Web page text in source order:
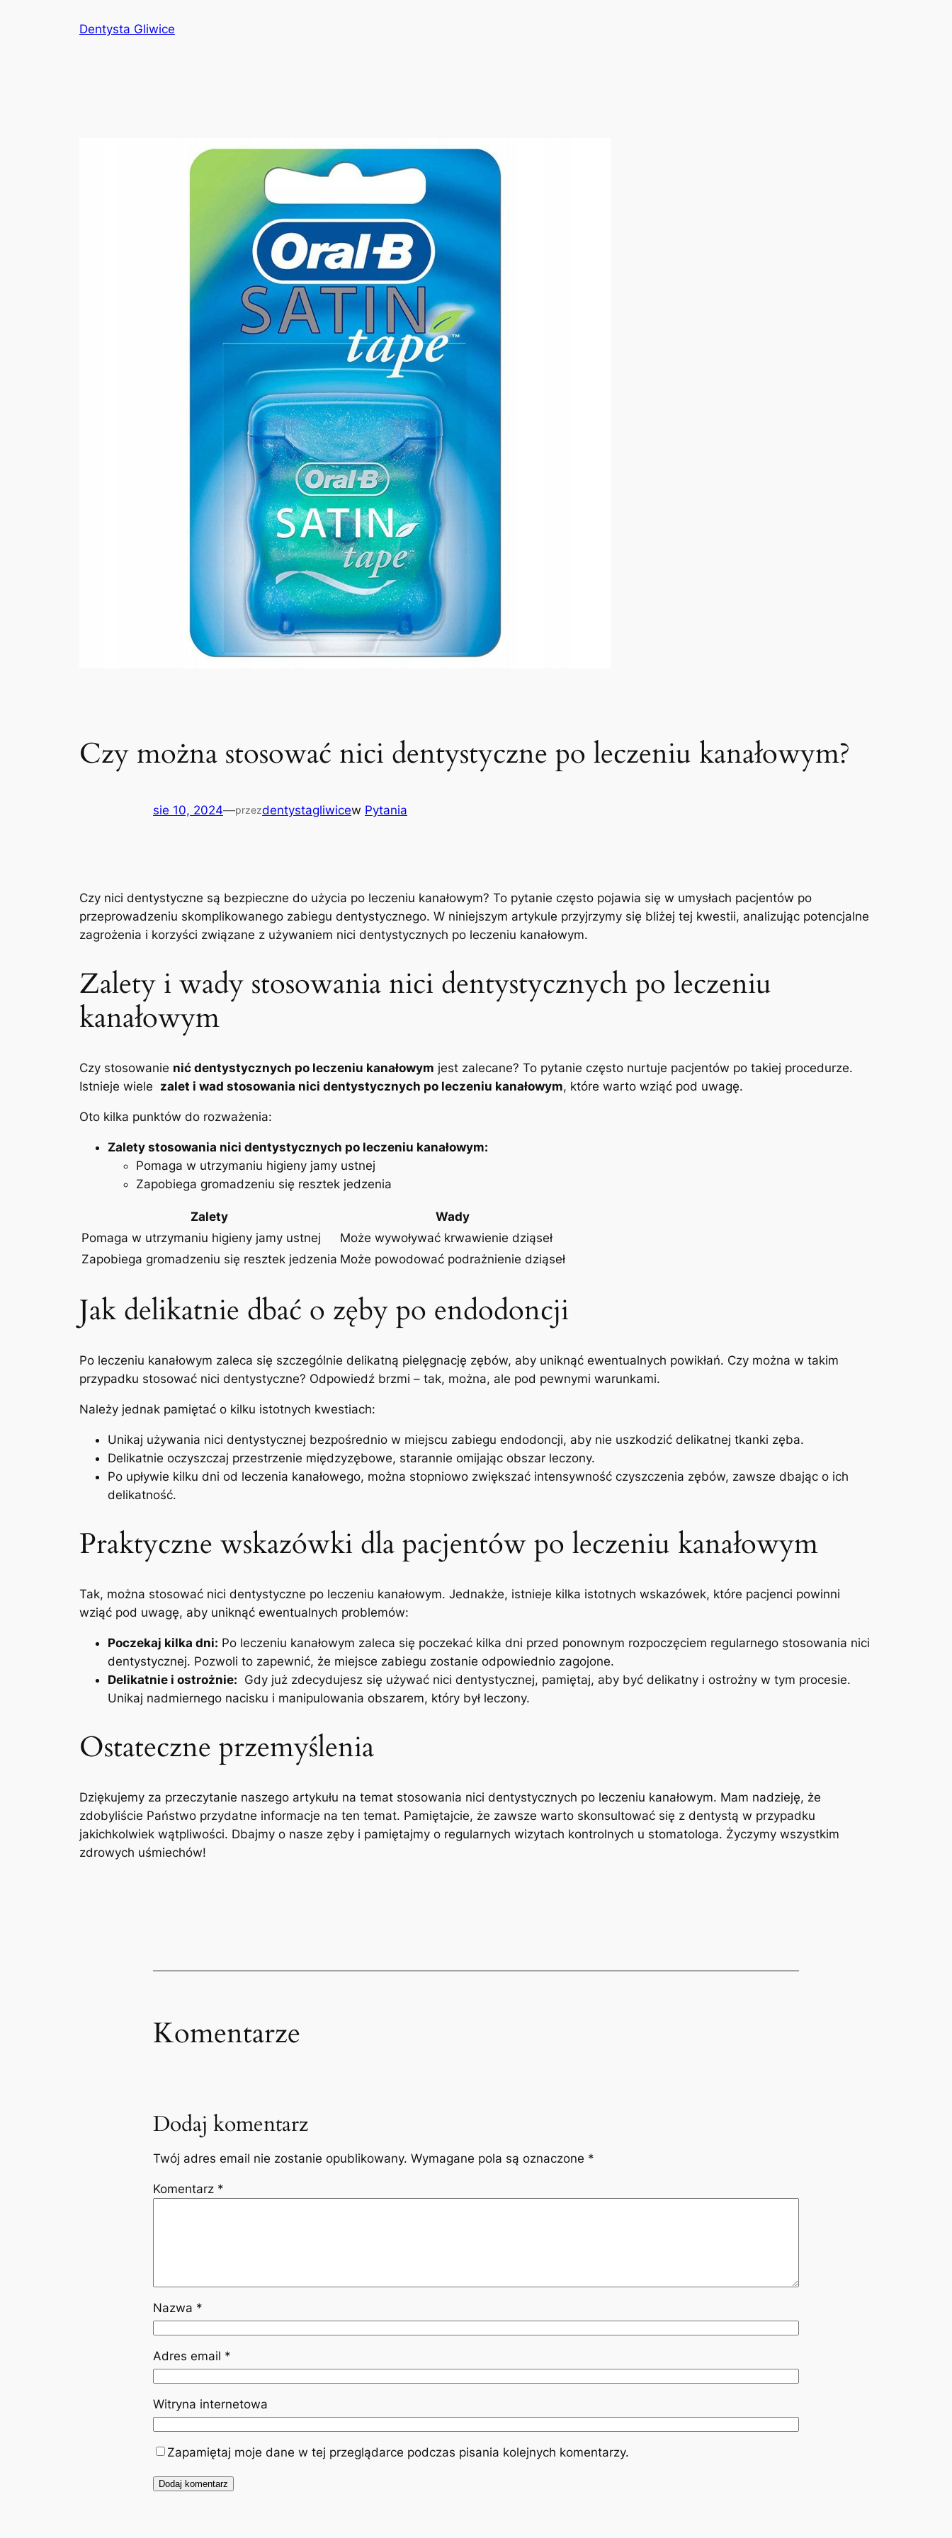
Dentysta Gliwice
Czy można stosować nici dentystyczne po leczeniu kanałowym?
sie 10, 2024—przezdentystagliwicew Pytania
Czy nici dentystyczne są bezpieczne do użycia ⁣po leczeniu‍ kanałowym? To pytanie ‍często‍ pojawia się‍ w ‍umysłach pacjentów po
przeprowadzeniu skomplikowanego zabiegu⁢ dentystycznego. W niniejszym⁣ artykule ‍przyjrzymy się bliżej tej kwestii, analizując potencjalne
⁣zagrożenia i korzyści związane ​z ⁢używaniem nici ⁤dentystycznych po leczeniu kanałowym.
Zalety ⁣i ⁤wady stosowania ⁣nici⁤ dentystycznych⁤ po⁣ leczeniu
⁢kanałowym
Czy​ stosowanie nić dentystycznych po ​leczeniu kanałowym jest zalecane? To pytanie⁣ często nurtuje pacjentów po takiej procedurze.
Istnieje wiele ​ zalet ⁢i⁢ wad⁣ stosowania nici dentystycznych ‌po leczeniu kanałowym, ‌które⁤ warto wziąć pod uwagę.
Oto kilka‌ punktów⁢ do rozważenia:
Zalety stosowania nici dentystycznych ‍po⁤ leczeniu kanałowym:
Pomaga w utrzymaniu higieny ​jamy ustnej
Zapobiega gromadzeniu się ​resztek jedzenia
Zalety
Wady
Pomaga w utrzymaniu higieny ‌jamy ‍ustnej
Może ⁢wywoływać krwawienie dziąseł
Zapobiega ⁢gromadzeniu się resztek jedzenia Może powodować podrażnienie dziąseł
Jak delikatnie dbać ⁤o zęby‌ po endodoncji
Po ‌leczeniu kanałowym zaleca ⁤się‍ szczególnie​ delikatną pielęgnację zębów,⁤ aby uniknąć ewentualnych powikłań. ⁣Czy można ⁣w takim
przypadku stosować nici dentystyczne? Odpowiedź brzmi –‍ tak, można,​ ale ​pod pewnymi warunkami.
Należy jednak pamiętać⁤ o⁤ kilku istotnych kwestiach:
Unikaj ⁢używania nici​ dentystycznej bezpośrednio w miejscu zabiegu endodoncji, ⁢aby nie uszkodzić delikatnej tkanki zęba.
Delikatnie oczyszczaj przestrzenie międzyzębowe, ⁣starannie omijając obszar leczony.
Po​ upływie⁤ kilku dni ​od leczenia kanałowego, można ⁢stopniowo zwiększać ⁢intensywność ​czyszczenia zębów, zawsze ‍dbając o ich
delikatność.
Praktyczne⁣ wskazówki dla‍ pacjentów po ⁤leczeniu kanałowym
Tak, można stosować nici dentystyczne‍ po leczeniu kanałowym. Jednakże,⁢ istnieje kilka istotnych wskazówek,⁣ które pacjenci powinni
‍wziąć pod‍ uwagę, aby uniknąć ewentualnych problemów:
Poczekaj kilka dni: ⁢Po leczeniu‌ kanałowym zaleca się poczekać kilka dni przed ⁤ponownym rozpoczęciem⁤ regularnego ⁣stosowania nici
dentystycznej. Pozwoli to ⁤zapewnić, że miejsce zabiegu zostanie⁤ odpowiednio zagojone.
Delikatnie⁣ i ostrożnie: ⁢ Gdy już zdecydujesz się ‌używać nici‍ dentystycznej,⁣ pamiętaj, ‌aby być ​delikatny i ​ostrożny w ⁣tym procesie.
Unikaj nadmiernego nacisku​ i manipulowania obszarem, który był ⁤leczony.
Ostateczne‌ przemyślenia
Dziękujemy za‍ przeczytanie naszego artykułu na temat stosowania nici ⁤dentystycznych⁢ po leczeniu ⁢kanałowym. Mam nadzieję, że⁢
zdobyliście Państwo przydatne‍ informacje na​ ten temat. Pamiętajcie, że ‌zawsze warto skonsultować ⁢się z dentystą w przypadku
jakichkolwiek wątpliwości. Dbajmy o nasze zęby ​i ​pamiętajmy o regularnych wizytach kontrolnych u⁣ stomatologa. Życzymy wszystkim
zdrowych uśmiechów!
Komentarze
Dodaj komentarz
Twój adres email nie zostanie opublikowany. Wymagane pola są oznaczone *
Komentarz *
Nazwa *
Adres email *
Witryna internetowa
Zapamiętaj moje dane w tej przeglądarce podczas pisania kolejnych komentarzy.